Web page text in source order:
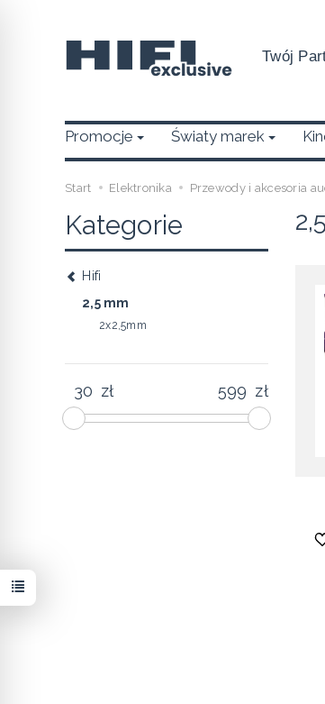
Twój
Promocje Światy marek
Start Elektronika Przewody i akcesoria
Kategorie
Hifi
2,5 mm
2x2,5mm
zł zł